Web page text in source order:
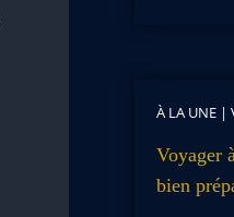
À LA UNE|
Voyager
bien